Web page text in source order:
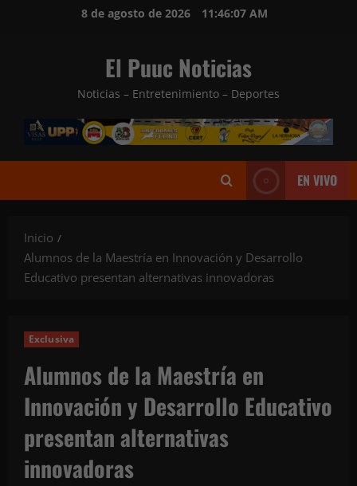
8 de agosto de 2026 11:46:09 AM
El Puuc Noticias
Noticias – Entretenimiento – Deportes
EN VIVO
Inicio
Alumnos de la Maestría en Innovación y Desarrollo
Educativo presentan alternativas innovadoras
Exclusiva
Alumnos de la Maestría en
Innovación y Desarrollo Educativo
presentan alternativas
innovadoras